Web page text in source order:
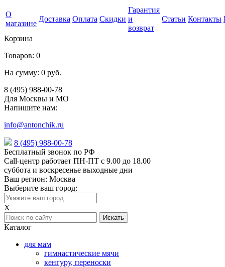
О
магазине
Доставка Оплата Скидки
Гарантия
и
возврат
Статьи Контакты
Корзина
Товаров: 0
На сумму: 0 руб.
8 (495) 988-00-78
Для Москвы и МО
Напишите нам:
info@antonchik.ru
8 (495) 988-00-78
Бесплатный звонок по РФ
Call-центр работает ПН-ПТ с 9.00 до 18.00
суббота и воскресенье выходные дни
Ваш регион: Москва
Выберите ваш город:
X
Каталог
для мам
гимнастические мячи
кенгуру, переноски